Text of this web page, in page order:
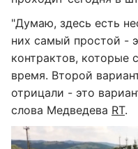
"Думаю, здесь есть
них самый простой -
контрактов, которые
время. Второй
отрицали - это
слова Медведева RT.